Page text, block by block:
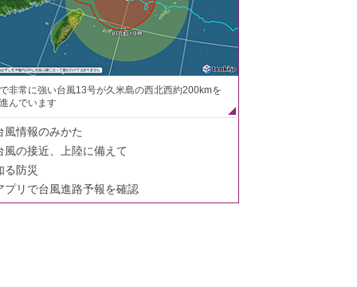
非常に強い台風13号が久米島の西北西約200kmを
んでいます
風情報のみかた
風の接近、上陸に備えて
る防災
プリで台風進路予報を確認